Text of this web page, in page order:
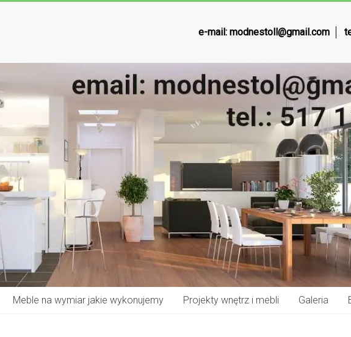
e-mail: modnestoll@gmail.com
Meble na wymiar jakie wykonujemy Projekty wnętrz i mebli Galeria